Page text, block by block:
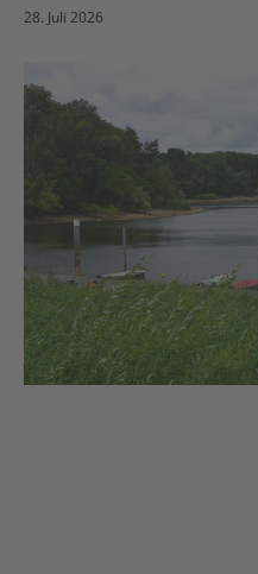
28. Juli 2026